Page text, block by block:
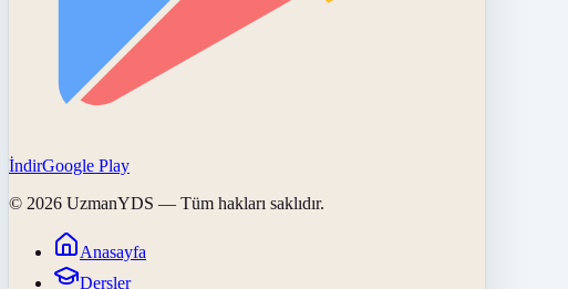
İndirGoogle Play
© 2026 UzmanYDS — Tüm hakları saklıdır.
Anasayfa
Dersler